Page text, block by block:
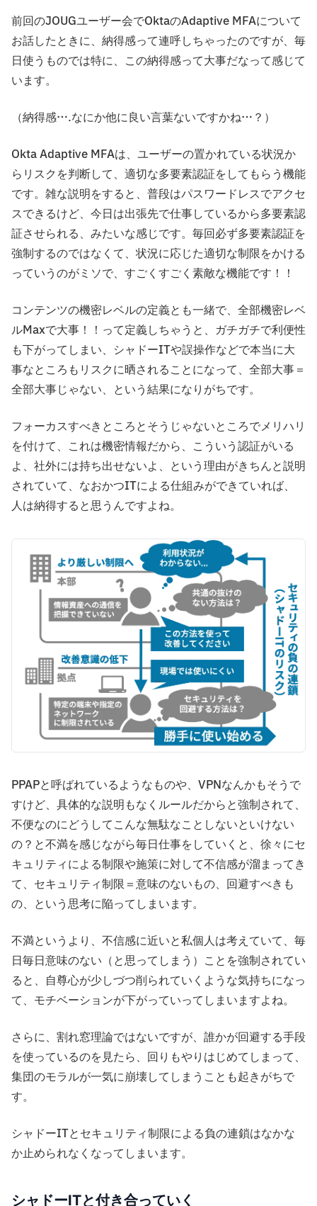
前回のJOUGユーザー会でOktaのAdaptive MFAについて
お話したときに、納得感って連呼しちゃったのですが、毎
日使うものでは特に、この納得感って大事だなって感じて
います。
（納得感….なにか他に良い言葉ないですかね…？）
Okta Adaptive MFAは、ユーザーの置かれている状況か
らリスクを判断して、適切な多要素認証をしてもらう機能
です。雑な説明をすると、普段はパスワードレスでアクセ
スできるけど、今日は出張先で仕事しているから多要素認
証させられる、みたいな感じです。毎回必ず多要素認証を
強制するのではなくて、状況に応じた適切な制限をかける
っていうのがミソで、すごくすごく素敵な機能です！！
コンテンツの機密レベルの定義とも一緒で、全部機密レベ
ルMaxで大事！！って定義しちゃうと、ガチガチで利便性
も下がってしまい、シャドーITや誤操作などで本当に大
事なところもリスクに晒されることになって、全部大事＝
全部大事じゃない、という結果になりがちです。
フォーカスすべきところとそうじゃないところでメリハリ
を付けて、これは機密情報だから、こういう認証がいる
よ、社外には持ち出せないよ、という理由がきちんと説明
されていて、なおかつITによる仕組みができていれば、
人は納得すると思うんですよね。
PPAPと呼ばれているようなものや、VPNなんかもそうで
すけど、具体的な説明もなくルールだからと強制されて、
不便なのにどうしてこんな無駄なことしないといけない
の？と不満を感じながら毎日仕事をしていくと、徐々にセ
キュリティによる制限や施策に対して不信感が溜まってき
て、セキュリティ制限＝意味のないもの、回避すべきも
の、という思考に陥ってしまいます。
不満というより、不信感に近いと私個人は考えていて、毎
日毎日意味のない（と思ってしまう）ことを強制されてい
ると、自尊心が少しづつ削られていくような気持ちになっ
て、モチベーションが下がっていってしまいますよね。
さらに、割れ窓理論ではないですが、誰かが回避する手段
を使っているのを見たら、回りもやりはじめてしまって、
集団のモラルが一気に崩壊してしまうことも起きがちで
す。
シャドーITとセキュリティ制限による負の連鎖はなかな
か止められなくなってしまいます。
シャドーITと付き合っていく